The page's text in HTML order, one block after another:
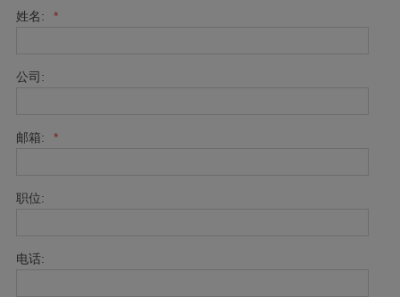
姓名: *
公司:
邮箱: *
职位:
电话: